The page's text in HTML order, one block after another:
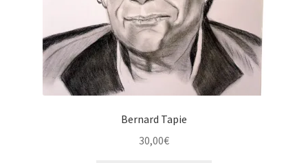
WPMS HTML Sitemap
Bernard Tapie
30,00€